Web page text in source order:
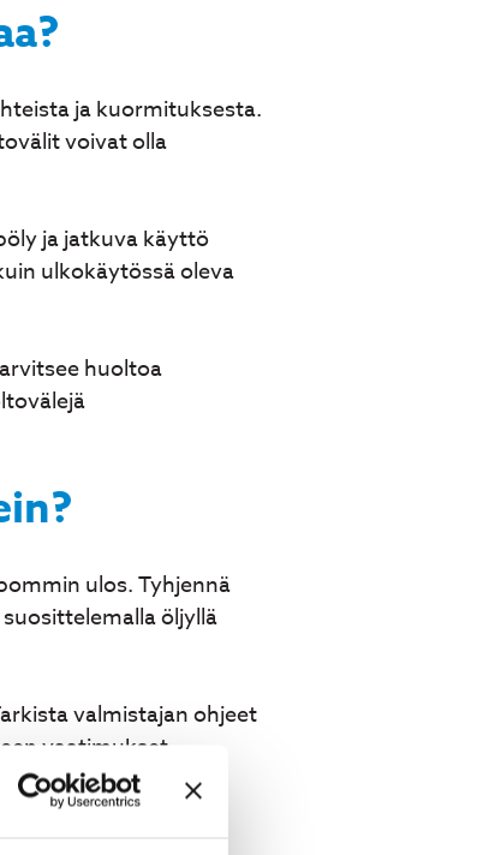
ja kuormituksesta.
voivat olla
ja jatkuva käyttö
ulkokäytössä oleva
huoltoa
ulos. Tyhjennä
öljyllä
valmistajan ohjeet
vaatimukset.